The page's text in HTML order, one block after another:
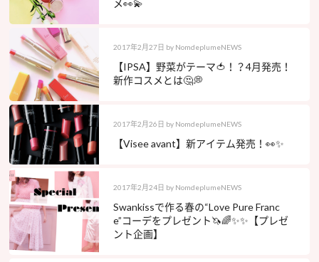
メ👀💫
2017年2月27日 by NomdeplumeNEWS
【IPSA】野菜がテーマ🍅！？4月発売！
新作コスメとは🤔💭
2017年2月26日 by NomdeplumeNEWS
【Visee avant】新アイテム発売！👀✨
2017年2月24日 by NomdeplumeNEWS
Swankissで作る春の“Love Pure Franc
e”コーデをプレゼント🦄🌈✨✨【プレゼ
ント企画】